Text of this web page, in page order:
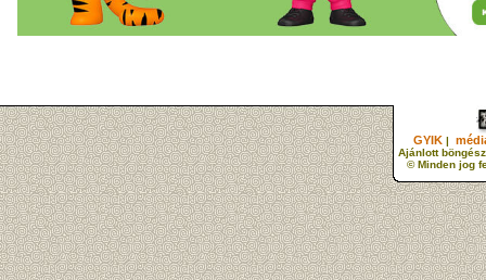
GYIK |
Ajánlott
© Minden jog